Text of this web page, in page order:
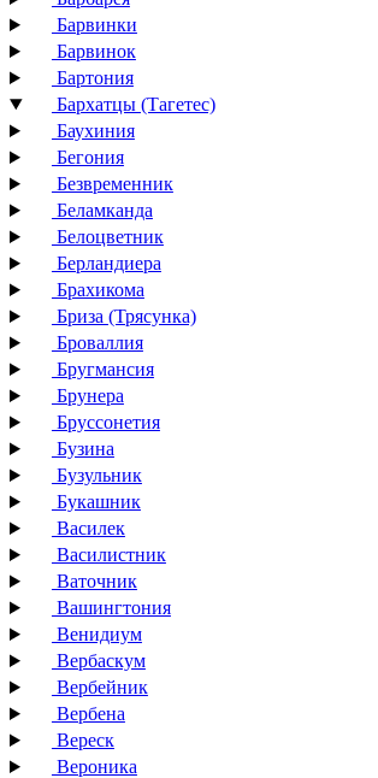
Барвинки
Барвинок
Бартония
Бархатцы (Тагетес)
Баухиния
Бегония
Безвременник
Беламканда
Белоцветник
Берландиера
Брахикома
Бриза (Трясунка)
Броваллия
Бругмансия
Брунера
Бруссонетия
Бузина
Бузульник
Букашник
Василек
Василистник
Ваточник
Вашингтония
Венидиум
Вербаскум
Вербейник
Вербена
Вереск
Вероника